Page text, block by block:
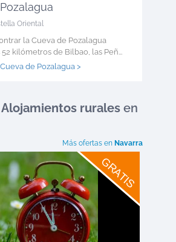
Oriental
la Cueva de Pozalagua
kilómetros de Bilbao, las Peñ...
de Pozalagua >
Alojamientos rurales en
Más ofertas en Navarra
GRATIS